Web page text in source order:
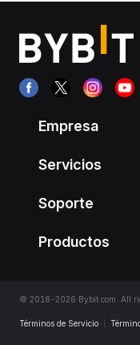
Empresa
Servicios
Soporte
Productos
© 2018-2026 Bybit.com. All
Términos de Servicio